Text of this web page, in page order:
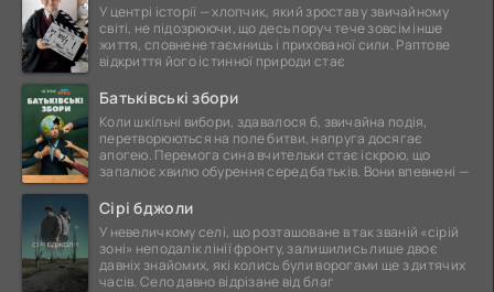
У центрі історії — хлопчик, який зростав у звичайному
світі, не підозрюючи, що десь поруч тече зовсім інше
життя, сповнене таємниць і прихованої сили. Раптове
відкриття його істинної природи стає
Батьківські збори
Коли шкільні вибори, здавалося б, звичайна подія,
перетворюються на поле битви, напруга досягає
апогею. Перемога сина вчительки стає іскрою, що
запалює хвилю обурення серед батьків. Вони впевнені —
Сірі бджоли
У невеличкому селі, що розташоване в так званій «сірій
зоні» неподалік лінії фронту, залишились лише двоє
давніх знайомих, які колись були ворогами ще з дитячих
часів. Село давно відрізане від благ